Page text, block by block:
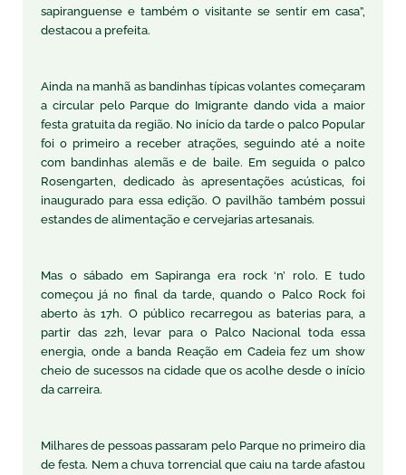
sapiranguense e também o visitante se sentir em casa”,
destacou a prefeita.
Ainda na manhã as bandinhas típicas volantes começaram
a circular pelo Parque do Imigrante dando vida a maior
festa gratuita da região. No início da tarde o palco Popular
foi o primeiro a receber atrações, seguindo até a noite
com bandinhas alemãs e de baile. Em seguida o palco
Rosengarten, dedicado às apresentações acústicas, foi
inaugurado para essa edição. O pavilhão também possui
estandes de alimentação e cervejarias artesanais.
Mas o sábado em Sapiranga era rock ‘n’ rolo. E tudo
começou já no final da tarde, quando o Palco Rock foi
aberto às 17h. O público recarregou as baterias para, a
partir das 22h, levar para o Palco Nacional toda essa
energia, onde a banda Reação em Cadeia fez um show
cheio de sucessos na cidade que os acolhe desde o início
da carreira.
Milhares de pessoas passaram pelo Parque no primeiro dia
de festa. Nem a chuva torrencial que caiu na tarde afastou